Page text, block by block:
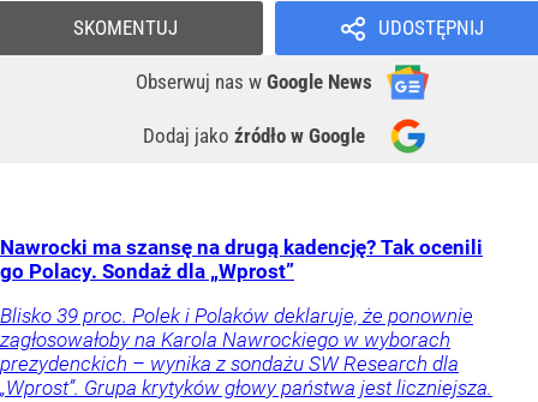
UDOSTĘPNIJ
Obserwuj nas w Google News
Dodaj jako źródło w Google
SKOMENTUJ
Nawrocki ma szansę na drugą kadencję? Tak ocenili
go Polacy. Sondaż dla „Wprost”
Blisko 39 proc. Polek i Polaków deklaruje, że ponownie
zagłosowałoby na Karola Nawrockiego w wyborach
prezydenckich – wynika z sondażu SW Research dla
„Wprost”. Grupa krytyków głowy państwa jest liczniejsza.